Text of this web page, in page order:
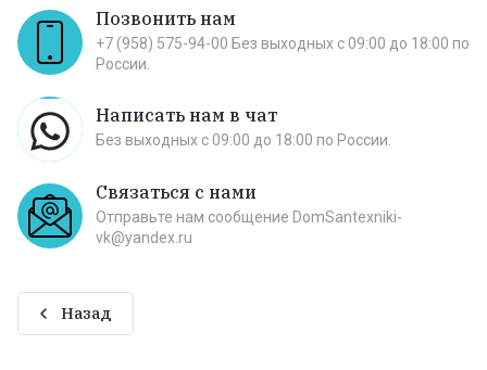
Позвонить нам
+7 (958) 575-94-00 Без выходных c 09:00 до 18:00 по
России.
Написать нам в чат
Без выходных c 09:00 до 18:00 по России.
Связаться с нами
Отправьте нам сообщение DomSantexniki-
vk@yandex.ru
Назад